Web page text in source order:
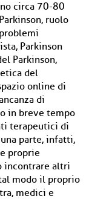
circa 70-80
ruolo
Parkinson
Parkinson,
del
online di
di
in breve tempo
terapeutici di
parte, infatti,
proprie
incontrare altri
modo il proprio
medici e